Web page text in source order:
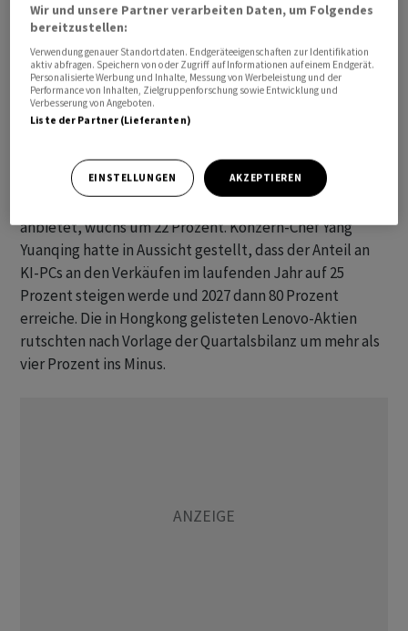
Damit lag das Ergebnis deutlich unter den
Analystenschätzungen von 225,8 Millionen Dollar. Bei
den Erlösen legteLenovozu. Rund lief es vor allem in
der Infrastruktur-Sparte, die Server für Rechenzentren
produziert: Der Bereich wuchs dank des Booms bei
Die Sparte für Lösungen und Dienstleistungen, die
anbietet, wuchs um 22 Prozent. Konzern-Chef Yang
Yuanqing hatte in Aussicht gestellt, dass der Anteil an
KI-PCs an den Verkäufen im laufenden Jahr auf 25
Prozent steigen werde und 2027 dann 80 Prozent
erreiche. Die in Hongkong gelisteten Lenovo-Aktien
rutschten nach Vorlage der Quartalsbilanz um mehr als
vier Prozent ins Minus.
Wir und unsere Partner verarbeiten Daten, um Folgendes
bereitzustellen:
Verwendung genauer Standortdaten. Endgeräteeigenschaften zur Identifikation
aktiv abfragen. Speichern von oder Zugriff auf Informationen auf einem Endgerät.
Personalisierte Werbung und Inhalte, Messung von Werbeleistung und der
Performance von Inhalten, Zielgruppenforschung sowie Entwicklung und
Verbesserung von Angeboten.
Liste der Partner (Lieferanten)
EINSTELLUNGEN AKZEPTIEREN